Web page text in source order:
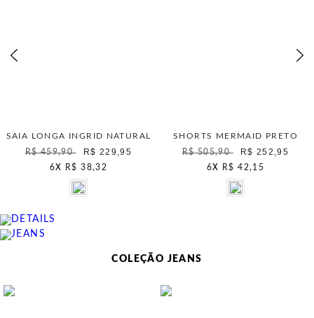
SAIA LONGA INGRID NATURAL
R$ 459,90
R$ 229,95
6X R$ 38,32
SHORTS MERMAID PRETO
R$ 505,90
R$ 252,95
6X R$ 42,15
COLEÇÃO JEANS